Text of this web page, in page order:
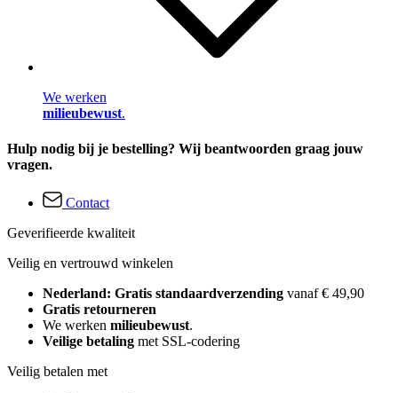
We werken
milieubewust.
Hulp nodig bij je bestelling? Wij beantwoorden graag jouw
vragen.
Contact
Geverifieerde kwaliteit
Veilig en vertrouwd winkelen
Nederland: Gratis standaardverzending vanaf € 49,90
Gratis retourneren
We werken milieubewust.
Veilige betaling met SSL-codering
Veilig betalen met